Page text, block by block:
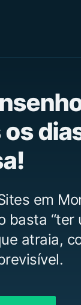
em
“ter
atraia,